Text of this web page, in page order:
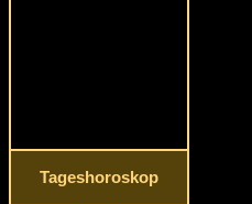
Tageshoroskop